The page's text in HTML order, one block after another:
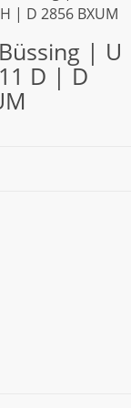
| D 2856 BXUM
| U
D | D